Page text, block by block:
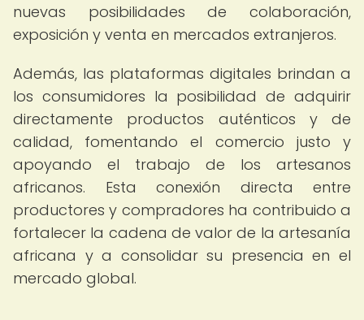
nuevas posibilidades de colaboración,
exposición y venta en mercados extranjeros.
Además, las plataformas digitales brindan a
los consumidores la posibilidad de adquirir
directamente productos auténticos y de
calidad, fomentando el comercio justo y
apoyando el trabajo de los artesanos
africanos. Esta conexión directa entre
productores y compradores ha contribuido a
fortalecer la cadena de valor de la artesanía
africana y a consolidar su presencia en el
mercado global.